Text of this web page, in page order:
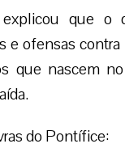
que o
e ofensas
que nascem
do Pontífice: